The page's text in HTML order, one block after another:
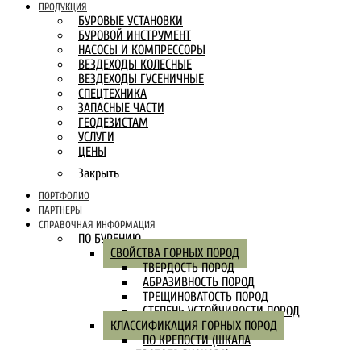
ПРОДУКЦИЯ
БУРОВЫЕ УСТАНОВКИ
БУРОВОЙ ИНСТРУМЕНТ
НАСОСЫ И КОМПРЕССОРЫ
ВЕЗДЕХОДЫ КОЛЕСНЫЕ
ВЕЗДЕХОДЫ ГУСЕНИЧНЫЕ
СПЕЦТЕХНИКА
ЗАПАСНЫЕ ЧАСТИ
ГЕОДЕЗИСТАМ
УСЛУГИ
ЦЕНЫ
Закрыть
ПОРТФОЛИО
ПАРТНЕРЫ
СПРАВОЧНАЯ ИНФОРМАЦИЯ
ПО БУРЕНИЮ
СВОЙСТВА ГОРНЫХ ПОРОД
ТВЕРДОСТЬ ПОРОД
АБРАЗИВНОСТЬ ПОРОД
ТРЕЩИНОВАТОСТЬ ПОРОД
СТЕПЕНЬ УСТОЙЧИВОСТИ ПОРОД
КЛАССИФИКАЦИЯ ГОРНЫХ ПОРОД
ПО КРЕПОСТИ (ШКАЛА